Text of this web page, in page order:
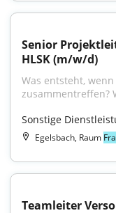
Senior
HLSK (m/w/d)
Was entsteht,
zusammentreffen?
Sonstige
Egelsbach, Raum
Teamleiter